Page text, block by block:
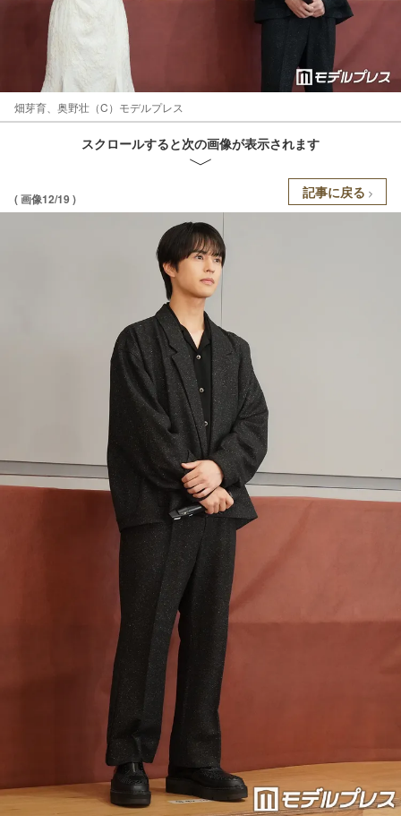
畑芽育、奥野壮（C）モデルプレス
スクロールすると次の画像が表示されます
( 画像12/19 ) 記事に戻る